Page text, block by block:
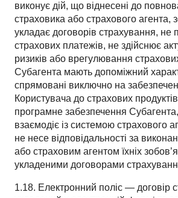
виконує дій, що віднесені до
страховика або страхового агента,
укладає договорів страхування, не
страхових платежів, не здійснює
ризиків або врегулювання страхових
Субагента мають допоміжний
спрямовані виключно на
Користувача до страхових
програмне забезпечення
взаємодіє із системою страхового
не несе відповідальності за
або страховим агентом їхніх
укладеними договорами
1.18. Електронний поліс — договір